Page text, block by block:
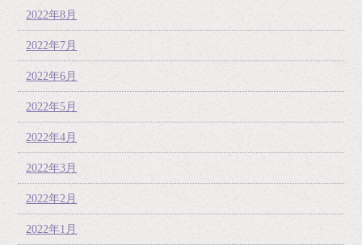
2022年8月
2022年7月
2022年6月
2022年5月
2022年4月
2022年3月
2022年2月
2022年1月